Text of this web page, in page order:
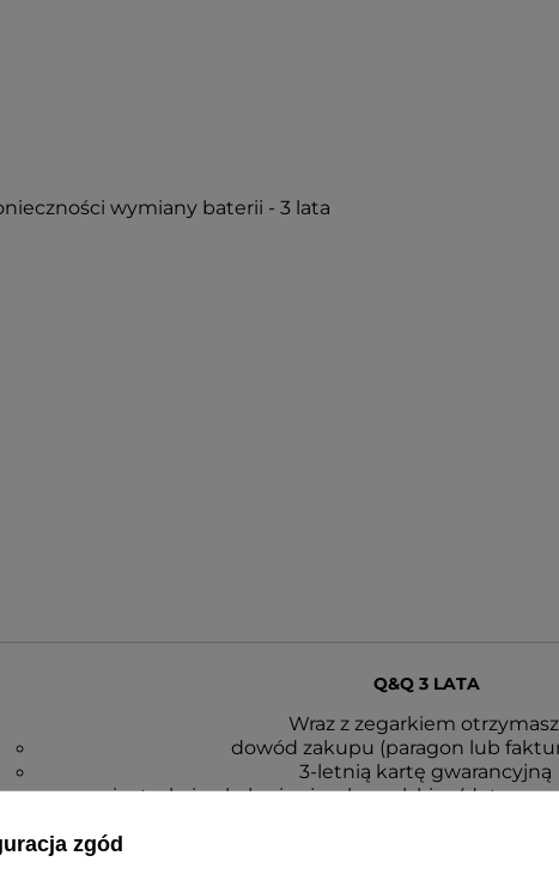
wymiany baterii - 3 lata
Q&Q 3 LATA
Wraz z zegarkiem
dowód zakupu (paragon lub
3-letnią kartę gwarancyjną
instrukcję obsługi w języku polskim (dotyczy
zgód